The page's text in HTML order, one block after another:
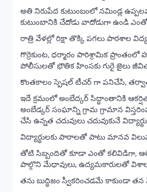
అతి నిరుపేద కుటుంబంలో నమిండ్ల
కుటుంబానికి చేదోడు వాదోడుగా ఉండి
రాత్రి వేళల్లో రిక్షా తొక్కి పగలు పాఠశాల
గొర్రెకుంట, ధర్మారం పారిశ్రామిక
పోలీసులతో భౌతిక హింసకు గురై జైలు
కొంతకాలం స్పెషల్ టీచర్ గా పనిచేసి,
ఇదే క్రమంలో అంబేద్కర్ సిద్ధాంతానికి
అంబేడ్కర్ సంఘాన్ని గ్రామ గ్రామాన
చేసి ఉన్నత చదువులు చదువుకునే
విద్యార్థులకు పాఠాలతో పాటు మానవ
తోటి సిబ్బందితో కూడా ఎంతో కలివిడిగా,
పాల్గొని మేధావులు, ఉద్యమకారులతో
తను బుద్ధిజం స్వీకరించడమే కాకుండా